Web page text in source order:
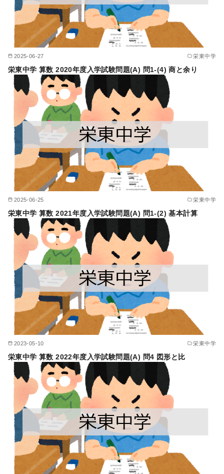
2025-06-27 栄東中学
栄東中学 算数 2020年度入学試験問題(A) 問1-(4) 商と余り
2025-06-25 栄東中学
栄東中学 算数 2021年度入学試験問題(A) 問1-(2) 基本計算
2023-05-10 栄東中学
栄東中学 算数 2022年度入学試験問題(A) 問4 図形と比